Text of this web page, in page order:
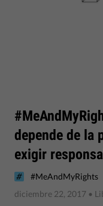
depende de la
exigir
#MeAndMyRights
diciembre 22, 2017 •